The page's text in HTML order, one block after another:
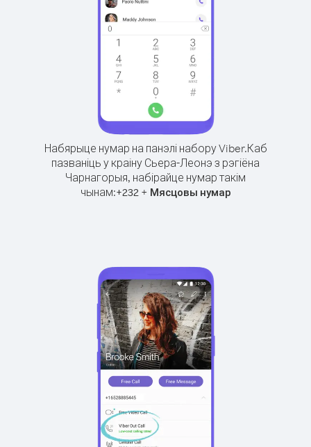
Набярыце нумар на панэлі набору Viber.Каб
пазваніць у краіну Сьера-Леонэ з рэгіёна
Чарнагорыя, набірайце нумар такім
чынам:+232+ Мясцовы нумар